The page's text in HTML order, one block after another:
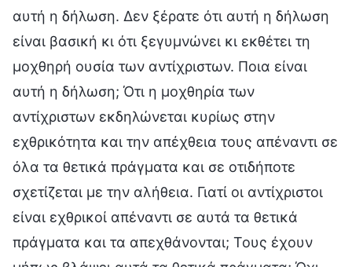
αυτή η δήλωση. Δεν ξέρατε ότι αυτή η δήλωση
είναι βασική κι ότι ξεγυμνώνει κι εκθέτει τη
μοχθηρή ουσία των αντίχριστων. Ποια είναι
αυτή η δήλωση; Ότι η μοχθηρία των
αντίχριστων εκδηλώνεται κυρίως στην
εχθρικότητα και την απέχθεια τους απέναντι σε
όλα τα θετικά πράγματα και σε οτιδήποτε
σχετίζεται με την αλήθεια. Γιατί οι αντίχριστοι
είναι εχθρικοί απέναντι σε αυτά τα θετικά
πράγματα και τα απεχθάνονται; Τους έχουν